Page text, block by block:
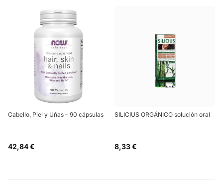
Cabello, Piel y Uñas – 90 cápsulas
42,84 €
SILICIUS ORGÁNICO solución oral
8,33 €